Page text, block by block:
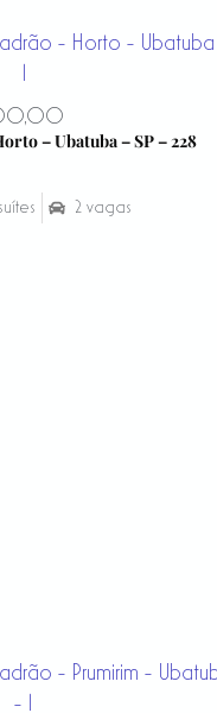
– Ubatuba – SP – 228
2 vagas